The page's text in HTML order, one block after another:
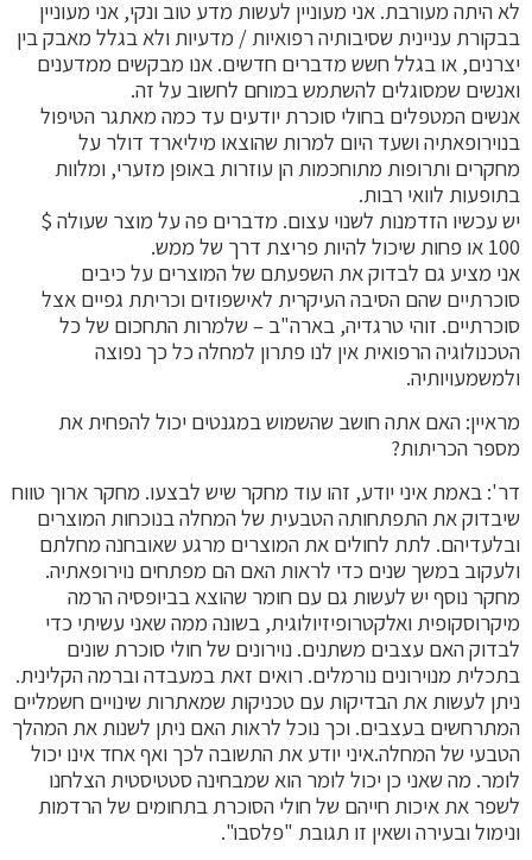
לא היתה מעורבת. אני מעוניין לעשות מדע טוב ונקי, אני מעוניין
בבקורת עניינית שסיבותיה רפואיות / מדעיות ולא בגלל מאבק בין
יצרנים, או בגלל חשש מדברים חדשים. אנו מבקשים ממדענים
ואנשים שמסוגלים להשתמש במוחם לחשוב על זה.
אנשים המטפלים בחולי סוכרת יודעים עד כמה מאתגר הטיפול
בנוירופאתיה ושעד היום למרות שהוצאו מיליארד דולר על
מחקרים ותרופות מתוחכמות הן עוזרות באופן מזערי, ומלוות
בתופעות לוואי רבות.
יש עכשיו הזדמנות לשנוי עצום. מדברים פה על מוצר שעולה $
100 או פחות שיכול להיות פריצת דרך של ממש.
אני מציע גם לבדוק את השפעתם של המוצרים על כיבים
סוכרתיים שהם הסיבה העיקרית לאישפוזים וכריתת גפיים אצל
סוכרתיים. זוהי טרגדיה, בארה"ב – שלמרות התחכום של כל
הטכנולוגיה הרפואית אין לנו פתרון למחלה כל כך נפוצה
ולמשמעויותיה.
מראיין: האם אתה חושב שהשמוש במגנטים יכול להפחית את
מספר הכריתות?
דר': באמת איני יודע, זהו עוד מחקר שיש לבצעו. מחקר ארוך טווח
שיבדוק את התפתחותה הטבעית של המחלה בנוכחות המוצרים
ובלעדיהם. לתת לחולים את המוצרים מרגע שאובחנה מחלתם
ולעקוב במשך שנים כדי לראות האם הם מפתחים נוירופאתיה.
מחקר נוסף יש לעשות גם עם חומר שהוצא בביופסיה הרמה
מיקרוסקופית ואלקטרופיזיולוגית, בשונה ממה שאני עשיתי כדי
לבדוק האם עצבים משתנים. נוירונים של חולי סוכרת שונים
בתכלית מנוירונים נורמלים. רואים זאת במעבדה וברמה הקלינית.
ניתן לעשות את הבדיקות עם טכניקות שמאתרות שינויים חשמליים
המתרחשים בעצבים. וכך נוכל לראות האם ניתן לשנות את המהלך
הטבעי של המחלה.איני יודע את התשובה לכך ואף אחד אינו יכול
לומר. מה שאני כן יכול לומר הוא שמבחינה סטטיסטית הצלחנו
לשפר את איכות חייהם של חולי הסוכרת בתחומים של הרדמות
ונימול ובעירה ושאין זו תגובת "פלסבו".